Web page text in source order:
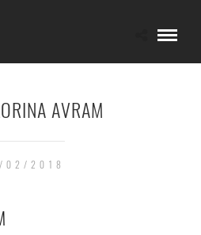
AVRAM
02/2018